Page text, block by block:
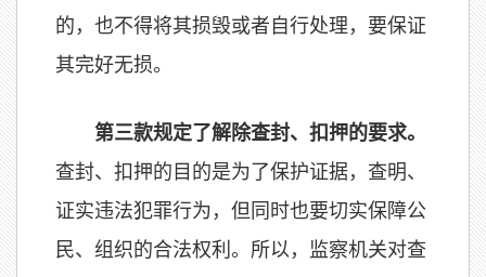
的，也不得将其损毁或者自行处理，要保证
其完好无损。
第三款规定了解除查封、扣押的要求。
查封、扣押的目的是为了保护证据，查明、
证实违法犯罪行为，但同时也要切实保障公
民、组织的合法权利。所以，监察机关对查